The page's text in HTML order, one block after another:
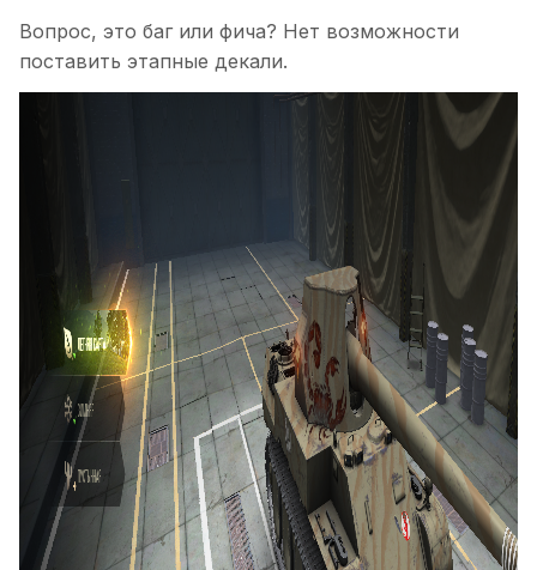
Вопрос, это баг или фича? Нет возможности
поставить этапные декали.